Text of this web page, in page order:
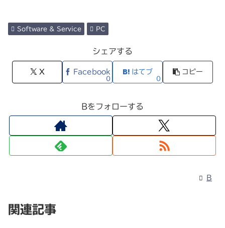
Software & Service PC
シェアする
X Facebook
0
はてブ
0
コピー
Bをフォローする
B
関連記事